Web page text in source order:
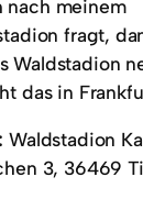
nach meinem
fragt,
Waldstadion
das in
Waldstadion
3, 36469